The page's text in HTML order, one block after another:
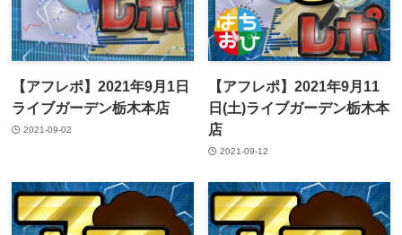
【アフレポ】2021年9月1日
ライブガーデン栃木本店
2021-09-02
【アフレポ】2021年9月11
日(土)ライブガーデン栃木本
店
2021-09-12